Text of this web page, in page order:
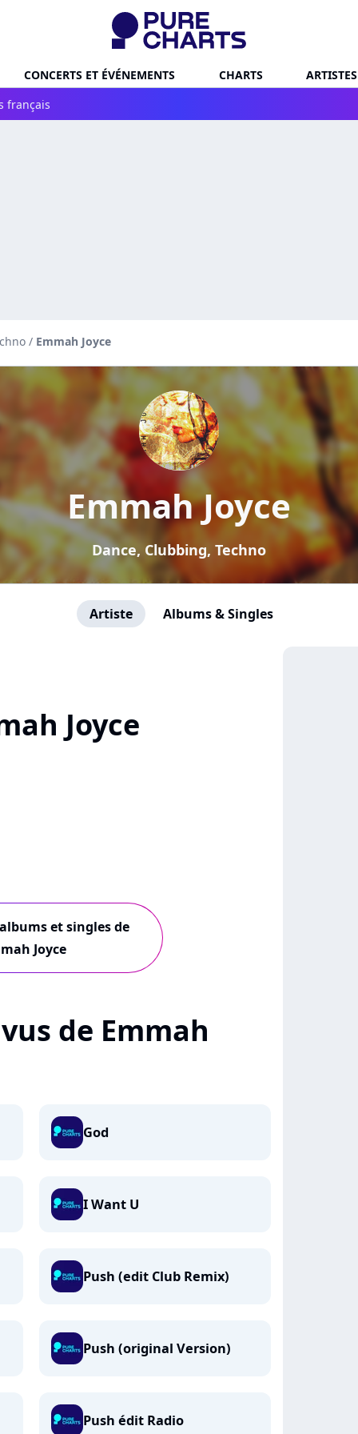
CONCERTS ET ÉVÉNEMENTS CHARTS
ARTISTES
français
/ Emmah Joyce
Emmah Joyce
Dance, Clubbing, Techno
Artiste Albums & Singles
Joyce
et singles de
Joyce
de Emmah
God
I Want U
Push (edit Club Remix)
Push (original Version)
Push édit Radio